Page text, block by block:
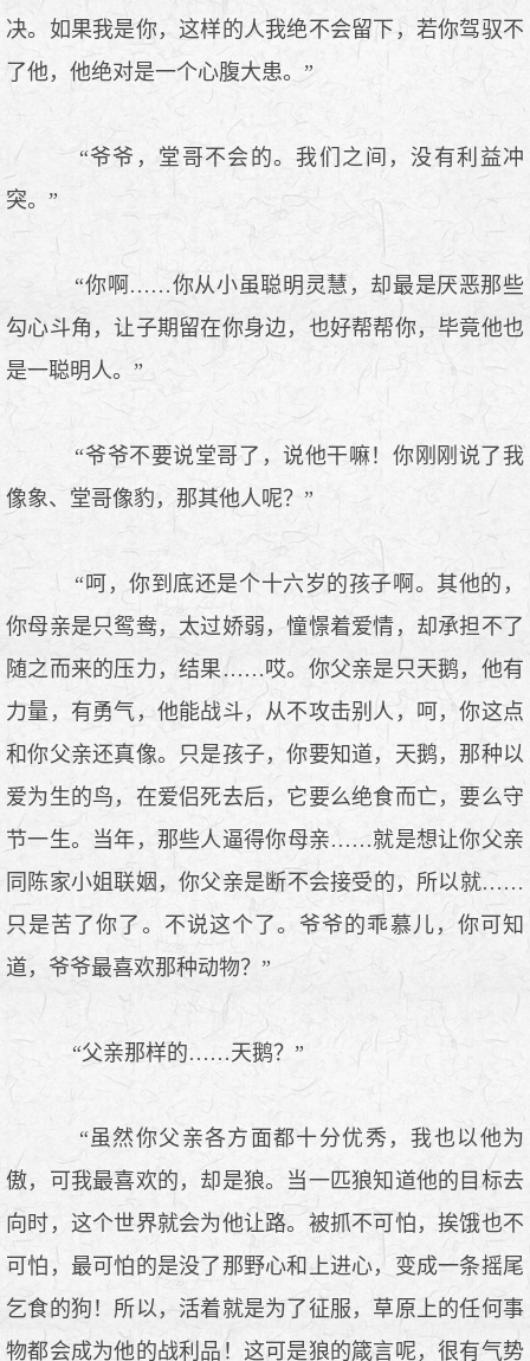
决。如果我是你，这样的人我绝不会留下，若你驾驭不
了他，他绝对是一个心腹大患。”
“爷爷，堂哥不会的。我们之间，没有利益冲
突。”
“你啊……你从小虽聪明灵慧，却最是厌恶那些
勾心斗角，让子期留在你身边，也好帮帮你，毕竟他也
是一聪明人。”
“爷爷不要说堂哥了，说他干嘛！你刚刚说了我
像象、堂哥像豹，那其他人呢？”
“呵，你到底还是个十六岁的孩子啊。其他的，
你母亲是只鸳鸯，太过娇弱，憧憬着爱情，却承担不了
随之而来的压力，结果……哎。你父亲是只天鹅，他有
力量，有勇气，他能战斗，从不攻击别人，呵，你这点
和你父亲还真像。只是孩子，你要知道，天鹅，那种以
爱为生的鸟，在爱侣死去后，它要么绝食而亡，要么守
节一生。当年，那些人逼得你母亲……就是想让你父亲
同陈家小姐联姻，你父亲是断不会接受的，所以就……
只是苦了你了。不说这个了。爷爷的乖慕儿，你可知
道，爷爷最喜欢那种动物？”
“父亲那样的……天鹅？”
“虽然你父亲各方面都十分优秀，我也以他为
傲，可我最喜欢的，却是狼。当一匹狼知道他的目标去
向时，这个世界就会为他让路。被抓不可怕，挨饿也不
可怕，最可怕的是没了那野心和上进心，变成一条摇尾
乞食的狗！所以，活着就是为了征服，草原上的任何事
物都会成为他的战利品！这可是狼的箴言呢，很有气势